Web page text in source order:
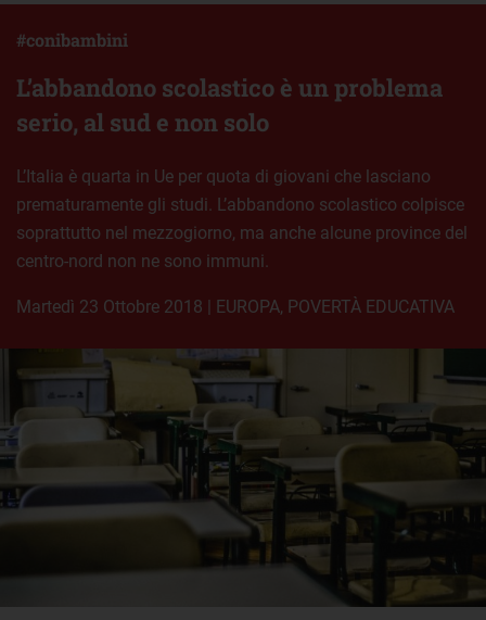
L’abbandono scolastico è un problema
serio, al sud e non solo
#conibambini
L’Italia è quarta in Ue per quota di giovani che lasciano
prematuramente gli studi. L’abbandono scolastico colpisce
soprattutto nel mezzogiorno, ma anche alcune province del
centro-nord non ne sono immuni.
martedì 23 Ottobre 2018 | EUROPA, POVERTÀ EDUCATIVA